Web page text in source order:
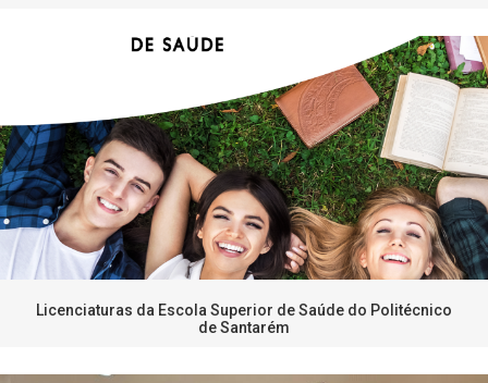
Licenciaturas da Escola Superior de Saúde do Politécnico
de Santarém